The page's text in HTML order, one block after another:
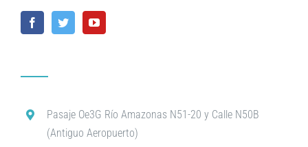
Pasaje Oe3G Río Amazonas N51-20 y Calle N50B
(Antiguo Aeropuerto)